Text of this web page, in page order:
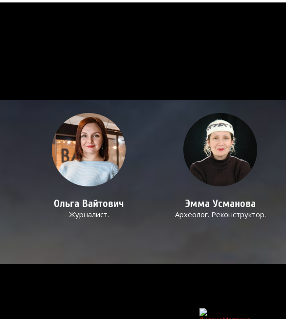
Ольга Вайтович
Журналист.
Эмма Усманова
Археолог. Реконструктор.